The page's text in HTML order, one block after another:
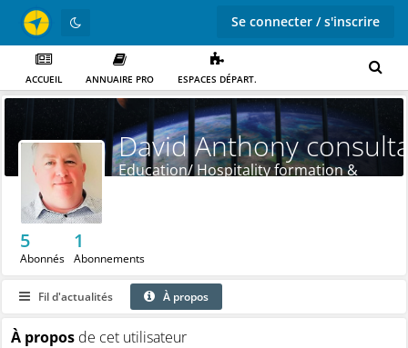
Se connecter / s'inscrire
ACCUEIL ANNUAIRE PRO ESPACES DÉPART.
David Anthony
Education/ Hospitality formation &
5
Abonnés
1
Abonnements
Fil d'actualités À propos
À propos de cet utilisateur